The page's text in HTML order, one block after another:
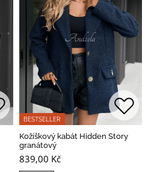
BESTSELLER
Kožíškový kabát Hidden Story
granátový
839,00 Kč